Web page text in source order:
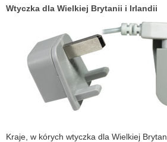
Wtyczka dla Wielkiej Brytanii i Irlandii
Kraje, w kórych wtyczka dla Wielkiej